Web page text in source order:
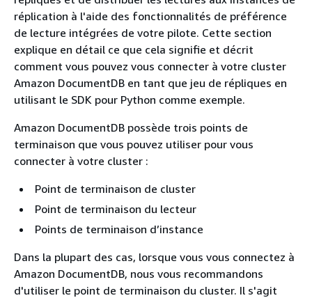
réplication à l'aide des fonctionnalités de préférence
de lecture intégrées de votre pilote. Cette section
explique en détail ce que cela signifie et décrit
comment vous pouvez vous connecter à votre cluster
Amazon DocumentDB en tant que jeu de répliques en
utilisant le SDK pour Python comme exemple.
Amazon DocumentDB possède trois points de
terminaison que vous pouvez utiliser pour vous
connecter à votre cluster :
Point de terminaison de cluster
Point de terminaison du lecteur
Points de terminaison d’instance
Dans la plupart des cas, lorsque vous vous connectez à
Amazon DocumentDB, nous vous recommandons
d'utiliser le point de terminaison du cluster. Il s'agit